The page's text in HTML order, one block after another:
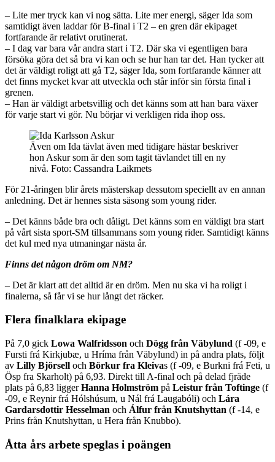
– Lite mer tryck kan vi nog sätta. Lite mer energi, säger Ida som
samtidigt även laddar för B-final i T2 – en gren där ekipaget
fortfarande är relativt orutinerat.
– I dag var bara vår andra start i T2. Där ska vi egentligen bara
försöka göra det så bra vi kan och se hur han tar det. Han tycker att
det är väldigt roligt att gå T2, säger Ida, som fortfarande känner att
det finns mycket kvar att utveckla och står inför sin första final i
grenen.
– Han är väldigt arbetsvillig och det känns som att han bara växer
för varje start vi gör. Nu börjar vi verkligen rida ihop oss.
Även om Ida tävlat även med tidigare hästar beskriver
hon Askur som är den som tagit tävlandet till en ny
nivå. Foto: Cassandra Laikmets
För 21-åringen blir årets mästerskap dessutom speciellt av en annan
anledning. Det är hennes sista säsong som young rider.
– Det känns både bra och dåligt. Det känns som en väldigt bra start
på vårt sista sport-SM tillsammans som young rider. Samtidigt känns
det kul med nya utmaningar nästa år.
Finns det någon dröm om NM?
– Det är klart att det alltid är en dröm. Men nu ska vi ha roligt i
finalerna, så får vi se hur långt det räcker.
Flera finalklara ekipage
På 7,0 gick Lowa Walfridsson och Dögg från Väbylund (f -09, e
Fursti frá Kirkjubæ, u Hríma från Väbylund) in på andra plats, följt
av Lilly Björsell och Börkur fra Kleivas (f -09, e Burkni frá Feti, u
Ösp fra Skarholt) på 6,93. Direkt till A-final och på delad fjräde
plats på 6,83 liggerHanna Holmström på Leistur från Toftinge (f
-09, e Reynir frá Hólshúsum, u Nál frá Laugabóli) och Lára
Gardarsdottir Hesselman och Álfur från Knutshyttan (f -14, e
Prins från Knutshyttan, u Hera från Knubbo).
Åtta års arbete speglas i poängen